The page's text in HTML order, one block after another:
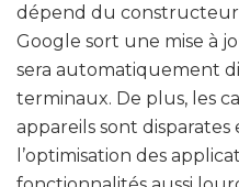
dépend du constructeur,
Google sort une mise à
sera automatiquement
terminaux. De plus, les
appareils sont
l’optimisation des